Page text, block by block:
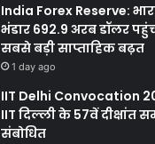
India Forex Reserve:
भंडार 692.9 अरब डॉलर
सबसे बड़ी साप्ताहिक बढ़त
1 day ago
IIT Delhi Convocation
IIT दिल्ली के 57वें दीक्षांत
संबोधित